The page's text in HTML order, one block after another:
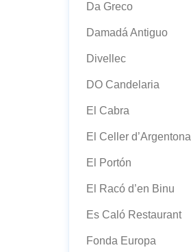
Da Greco
Damadá Antiguo
Divellec
DO Candelaria
El Cabra
El Celler d’Argentona
El Portón
El Racó d’en Binu
Es Caló Restaurant
Fonda Europa